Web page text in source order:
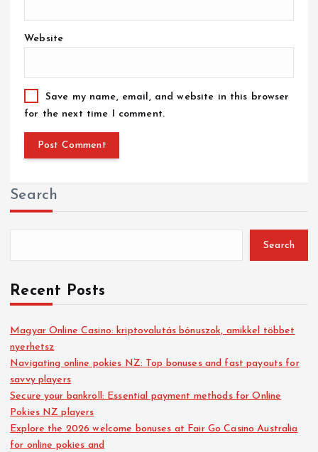
Website
Save my name, email, and website in this browser
for the next time I comment.
Search
Search
Recent Posts
Magyar Online Casino: kriptovalutás bónuszok, amikkel többet
nyerhetsz
Navigating online pokies NZ: Top bonuses and fast payouts for
savvy players
Secure your bankroll: Essential payment methods for Online
Pokies NZ players
Explore the 2026 welcome bonuses at Fair Go Casino Australia
for online pokies and